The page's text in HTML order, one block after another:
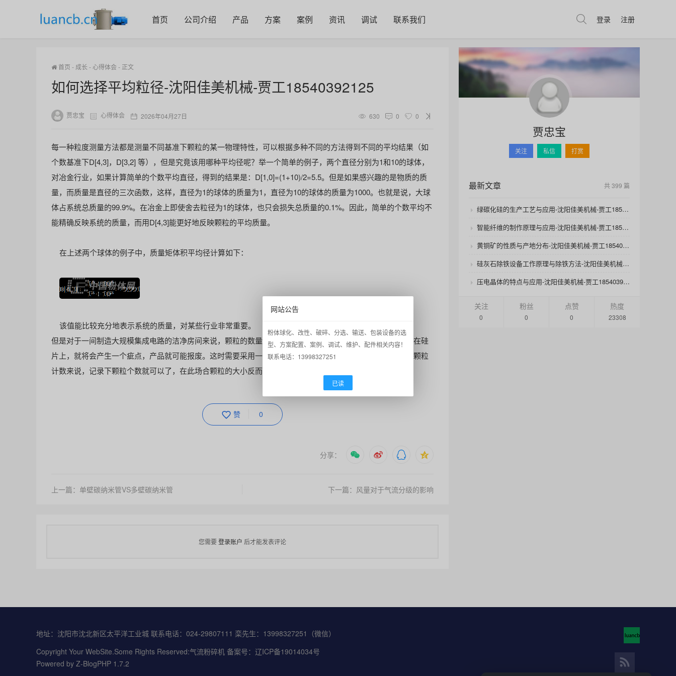
首页 公司介绍 产品 方案 案例 资讯 调试 联系我们 登录 注册
首页 - 成长 -心得体会 - 正文
如何选择平均粒径-沈阳佳美机械-贾工18540392125
贾忠宝 心得体会 2026年04月27日 630 0 0
每一种粒度测量方法都是测量不同基准下颗粒的某一物理特性，可以根据多种不同的方法得到不同的平均结果（如
个数基准下D[4,3]，D[3,2] 等），但是究竟该用哪种平均径呢？举一个简单的例子，两个直径分别为1和10的球体，
对冶金行业，如果计算简单的个数平均直径，得到的结果是：D[1,0]=(1+10)/2=5.5。但是如果感兴趣的是物质的质
量，而质量是直径的三次函数，这样，直径为1的球体的质量为1，直径为10的球体的质量为1000。也就是说，大球
体占系统总质量的99.9%。在冶金上即使舍去粒径为1的球体，也只会损失总质量的0.1%。因此，简单的个数平均不
能精确反映系统的质量，而用D[4,3]能更好地反映颗粒的平均质量。
在上述两个球体的例子中，质量矩体积平均径计算如下：
该值能比较充分地表示系统的质量，对某些行业非常重要。
但是对于一间制造大规模集成电路的洁净房间来说，颗粒的数量或浓度就是最重要的了，因为若有一个颗粒落在硅
片上，就将会产生一个疵点，产品就可能报废。这时需要采用一种能直接测量颗粒的数量或浓度的方法。对于颗粒
计数来说，记录下颗粒个数就可以了，在此场合颗粒的大小反而显得不重要了。
沈阳佳美-贾工18540392125
赞 0
分享：
上一篇：单壁碳纳米管VS多壁碳纳米管 下一篇：风量对于气流分级的影响
您需要登录账户 后才能发表评论
贾忠宝
关注 私信 打赏
最新文章 共 399 篇
绿碳化硅的生产工艺与应用-沈阳佳美机械-贾工18540392125
智能纤维的制作原理与应用-沈阳佳美机械-贾工18540392125
黄铜矿的性质与产地分布-沈阳佳美机械-贾工18540392125
硅灰石除铁设备工作原理与除铁方法-沈阳佳美机械-贾工18540392125
压电晶体的特点与应用-沈阳佳美机械-贾工18540392125
关注
0
粉丝
0
点赞
0
热度
23308
地址：沈阳市沈北新区太平洋工业城 联系电话：024-29807111 栾先生：13998327251（微信）
Copyright Your WebSite.Some Rights Reserved:气流粉碎机 备案号：辽ICP备19014034号
Powered by Z-BlogPHP 1.7.2
网站公告
粉体球化、改性、破碎、分选、输送、包装设备的选
型、方案配置、案例、调试、维护、配件相关内容！
联系电话：13998327251
已读